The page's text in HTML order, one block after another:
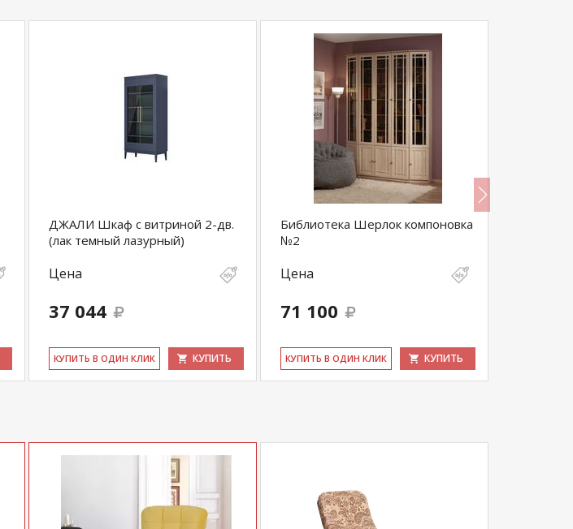
ДЖАЛИ Шкаф с витриной 2-дв.
(лак темный лазурный)
Цена
37 044
КУ­ПИТЬ В ОДИН КЛИК КУПИТЬ
Библиотека Шерлок компоновка
№2
Цена
71 100
КУ­ПИТЬ В ОДИН КЛИК КУПИТЬ